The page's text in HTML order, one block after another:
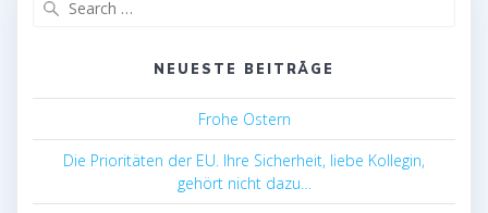
NEUESTE BEITRÄGE
Frohe Ostern
Die Prioritäten der EU. Ihre Sicherheit, liebe Kollegin,
gehört nicht dazu…